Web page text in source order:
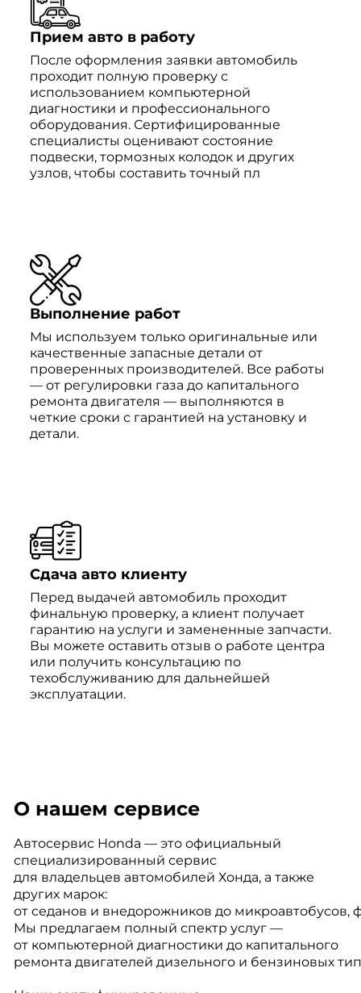
Прием авто в работу
После оформления заявки автомобиль
проходит полную проверку с
использованием компьютерной
диагностики и профессионального
оборудования. Сертифицированные
специалисты оценивают состояние
подвески, тормозных колодок и других
узлов, чтобы составить точный пл
Выполнение работ
Мы используем только оригинальные или
качественные запасные детали от
проверенных производителей. Все работы
— от регулировки газа до капитального
ремонта двигателя — выполняются в
четкие сроки с гарантией на установку и
детали.
Сдача авто клиенту
Перед выдачей автомобиль проходит
финальную проверку, а клиент получает
гарантию на услуги и замененные запчасти.
Вы можете оставить отзыв о работе центра
или получить консультацию по
техобслуживанию для дальнейшей
эксплуатации.
О нашем сервисе
Автосервис Honda — это официальный
специализированный сервис
для владельцев автомобилей Хонда, а также
других марок:
от седанов и внедорожников до микроавтобусов,
Мы предлагаем полный спектр услуг —
от компьютерной диагностики до капитального
ремонта двигателей дизельного и бензиновых